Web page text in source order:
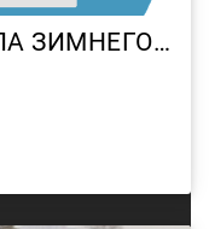
РЕГЛАМЕНТ 3-ЕГО ЭТАПА ЗИМНЕГО КУБКА RRG-MOTORRIKA 2012